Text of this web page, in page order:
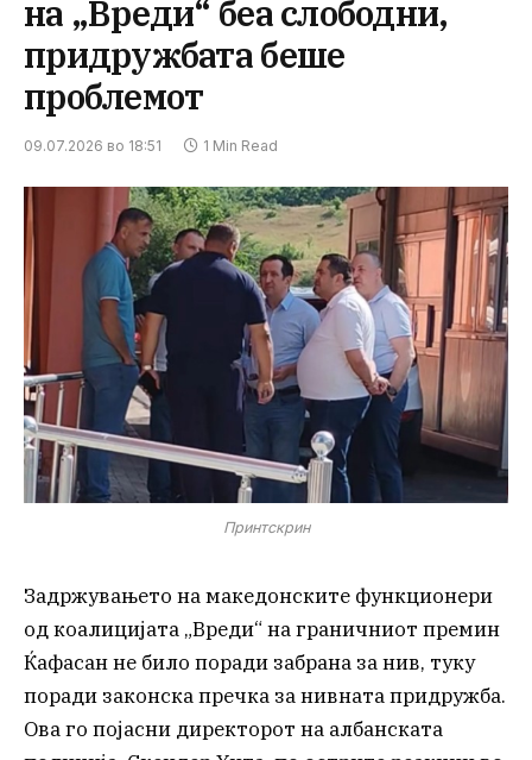
на „Вреди“ беа слободни,
придружбата беше
проблемот
09.07.2026 во 18:51 1 Min Read
Принтскрин
Задржувањето на македонските функционери
од коалицијата „Вреди“ на граничниот премин
Ќафасан не било поради забрана за нив, туку
поради законска пречка за нивната придружба.
Ова го појасни директорот на албанската